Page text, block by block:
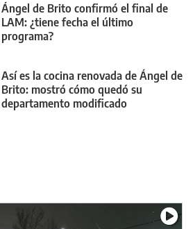
Ángel de Brito confirmó el final de
LAM: ¿tiene fecha el último
programa?
Así es la cocina renovada de Ángel de
Brito: mostró cómo quedó su
departamento modificado